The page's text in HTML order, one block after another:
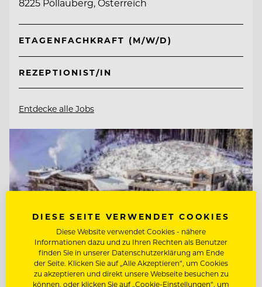
ETAGENFACHKRAFT (M/W/D)
REZEPTIONIST/IN
Entdecke alle Jobs
DIESE SEITE VERWENDET COOKIES
Diese Website verwendet Cookies - nähere
Informationen dazu und zu Ihren Rechten als Benutzer
finden Sie in unserer Datenschutzerklärung am Ende
der Seite. Klicken Sie auf „Alle Akzeptieren“, um Cookies
zu akzeptieren und direkt unsere Webseite besuchen zu
können, oder klicken Sie auf „Cookie-Einstellungen“, um